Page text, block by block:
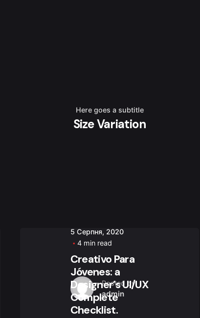
Here goes a subtitle
Size Variation
Posted by
admin
5 Серпня, 2020
4 min read
Creativo Para
Jóvenes: a
Designer’s UI/UX
Complete
Checklist.